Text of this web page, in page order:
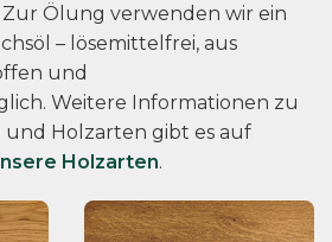
Ölung verwenden wir ein
– lösemittelfrei, aus
und
Weitere Informationen zu
Holzarten gibt es auf
Holzarten.